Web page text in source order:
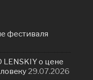
фестиваля
LENSKIY о цене
29.07.2026